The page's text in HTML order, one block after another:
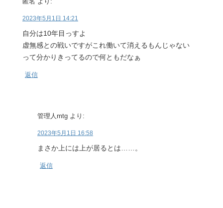
2023年5月1日 14:21
自分は10年目っすよ
虚無感との戦いですがこれ働いて消えるもんじゃない
って分かりきってるので何ともだなぁ
返信
管理人mtg より:
2023年5月1日 16:58
まさか上には上が居るとは……。
返信